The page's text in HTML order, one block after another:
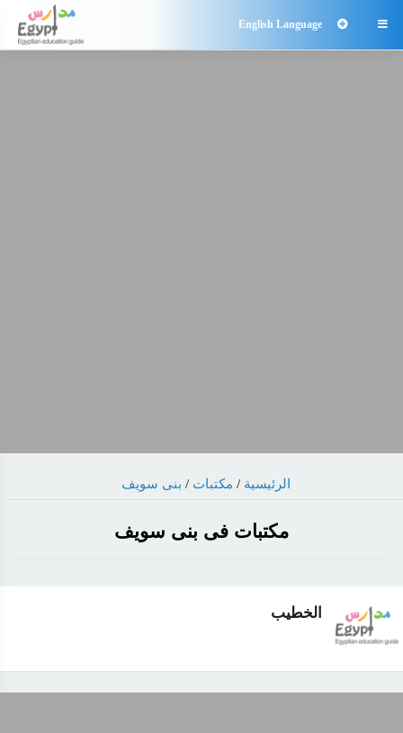

English Language
الرئيسية / مكتبات / بنى سويف
مكتبات فى بنى سويف
الخطيب